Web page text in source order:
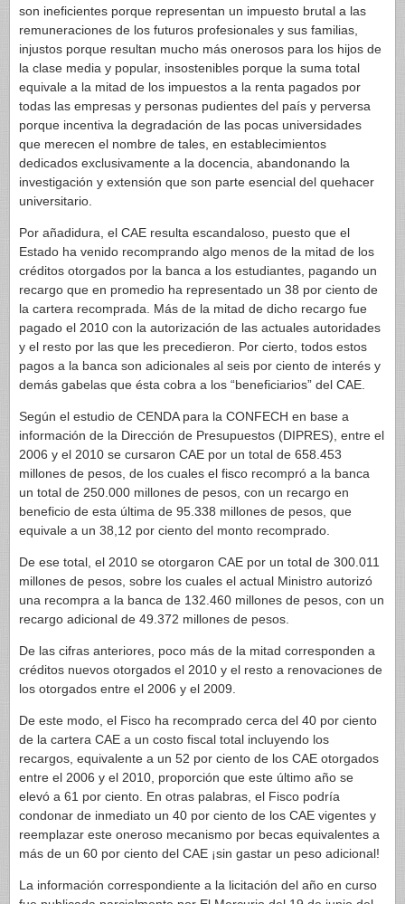
son ineficientes porque representan un impuesto brutal a las
remuneraciones de los futuros profesionales y sus familias,
injustos porque resultan mucho más onerosos para los hijos de
la clase media y popular, insostenibles porque la suma total
equivale a la mitad de los impuestos a la renta pagados por
todas las empresas y personas pudientes del país y perversa
porque incentiva la degradación de las pocas universidades
que merecen el nombre de tales, en establecimientos
dedicados exclusivamente a la docencia, abandonando la
investigación y extensión que son parte esencial del quehacer
universitario.
Por añadidura, el CAE resulta escandaloso, puesto que el
Estado ha venido recomprando algo menos de la mitad de los
créditos otorgados por la banca a los estudiantes, pagando un
recargo que en promedio ha representado un 38 por ciento de
la cartera recomprada. Más de la mitad de dicho recargo fue
pagado el 2010 con la autorización de las actuales autoridades
y el resto por las que les precedieron. Por cierto, todos estos
pagos a la banca son adicionales al seis por ciento de interés y
demás gabelas que ésta cobra a los “beneficiarios” del CAE.
Según el estudio de CENDA para la CONFECH en base a
información de la Dirección de Presupuestos (DIPRES), entre el
2006 y el 2010 se cursaron CAE por un total de 658.453
millones de pesos, de los cuales el fisco recompró a la banca
un total de 250.000 millones de pesos, con un recargo en
beneficio de esta última de 95.338 millones de pesos, que
equivale a un 38,12 por ciento del monto recomprado.
De ese total, el 2010 se otorgaron CAE por un total de 300.011
millones de pesos, sobre los cuales el actual Ministro autorizó
una recompra a la banca de 132.460 millones de pesos, con un
recargo adicional de 49.372 millones de pesos.
De las cifras anteriores, poco más de la mitad corresponden a
créditos nuevos otorgados el 2010 y el resto a renovaciones de
los otorgados entre el 2006 y el 2009.
De este modo, el Fisco ha recomprado cerca del 40 por ciento
de la cartera CAE a un costo fiscal total incluyendo los
recargos, equivalente a un 52 por ciento de los CAE otorgados
entre el 2006 y el 2010, proporción que este último año se
elevó a 61 por ciento. En otras palabras, el Fisco podría
condonar de inmediato un 40 por ciento de los CAE vigentes y
reemplazar este oneroso mecanismo por becas equivalentes a
más de un 60 por ciento del CAE ¡sin gastar un peso adicional!
La información correspondiente a la licitación del año en curso